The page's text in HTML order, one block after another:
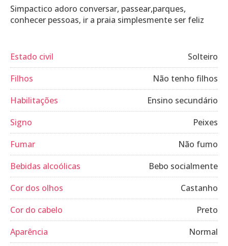
Simpactico adoro conversar, passear,parques,
conhecer pessoas, ir a praia simplesmente ser feliz
Estado civil
Solteiro
Filhos
Não tenho filhos
Habilitações
Ensino secundário
Signo
Peixes
Fumar
Não fumo
Bebidas alcoólicas
Bebo socialmente
Cor dos olhos
Castanho
Cor do cabelo
Preto
Aparência
Normal